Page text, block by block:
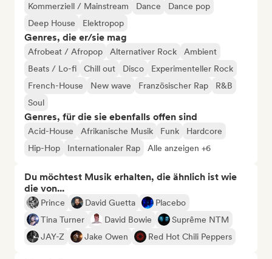
Kommerziell / Mainstream Dance
Dance pop
Deep House
Elektropop
Genres, die er/sie mag
Afrobeat / Afropop Alternativer Rock
Ambient
Beats / Lo-fi
Chill out Disco
Experimenteller Rock
French-House
New wave Französischer Rap
R&B
Soul
Genres, für die sie ebenfalls offen sind
Acid-House Afrikanische Musik Funk
Hardcore
Hip-Hop
Internationaler Rap Alle anzeigen +6
Du möchtest Musik erhalten, die ähnlich ist wie
die von...
Prince David Guetta
Placebo
Tina Turner
David Bowie
Suprême NTM
JAY-Z
Jake Owen Red Hot Chili Peppers